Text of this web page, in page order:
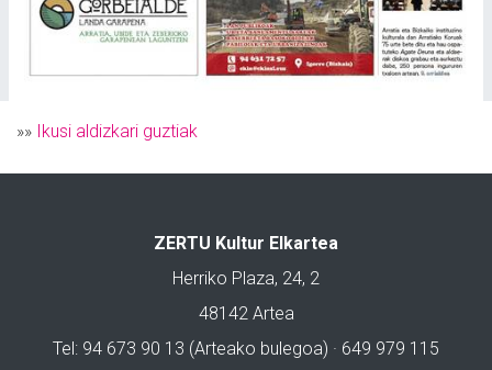
»» Ikusi aldizkari guztiak
ZERTU Kultur Elkartea
Herriko Plaza, 24, 2
48142 Artea
Tel: 94 673 90 13 (Arteako bulegoa) · 649 979 115